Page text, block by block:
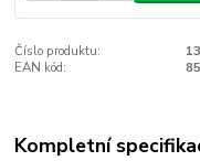
Číslo produktu:
EAN kód:
Kompletní